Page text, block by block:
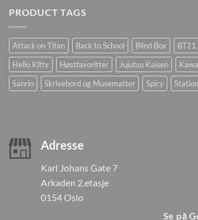
PRODUCT TAGS
Attack on Titan Back to School Blind Box BT21
Hello Kitty
Høstfavoritter Jujutsu Kaisen
Sanrio
Skrivebord og Musematter Spicy
Adresse
Karl Johans Gate 7
Arkaden 2.etasje
0154 Oslo
Se på